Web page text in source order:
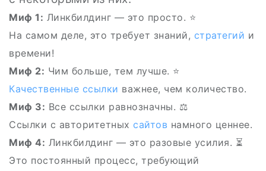
Миф 1: Линкбилдинг — это просто. ⭐️
На самом деле, это требует знаний, стратегий и
времени!
Миф 2: Чим больше, тем лучше. ⭐
Качественные ссылки важнее, чем количество.
Миф 3: Все ссылки равнозначны. ⚖️
Ссылки с авторитетных сайтов намного ценнее.
Миф 4: Линкбилдинг — это разовые усилия. ⏳
Это постоянный процесс, требующий